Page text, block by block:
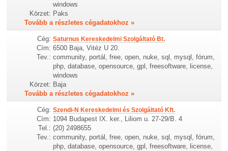
windows
Körzet: Paks
Tovább a részletes cégadatokhoz »
Cég: Saturnus Kereskedelmi Szolgáltató Bt.
Cím: 6500 Baja, Vitéz U 20.
Tev.: community, portál, free, open, nuke, sql, mysql, fórum,
php, database, opensource, gpl, freesoftware, license,
windows
Körzet: Baja
Tovább a részletes cégadatokhoz »
Cég: Szendi-N Kereskedelmi és Szolgáltató Kft.
Cím: 1094 Budapest IX. ker., Liliom u. 27-29/B. 4
Tel.: (20) 2498655
Tev.: community, portál, free, open, nuke, sql, mysql, fórum,
php, database, opensource, gpl, freesoftware, license,